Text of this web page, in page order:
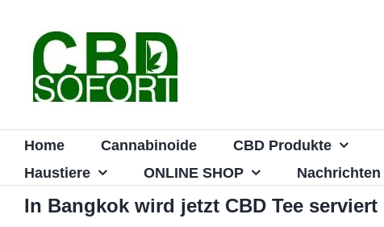
springen
Home Cannabinoide CBD Produkte
Haustiere
ONLINE SHOP Nachrichten
In Bangkok wird jetzt CBD Tee serviert